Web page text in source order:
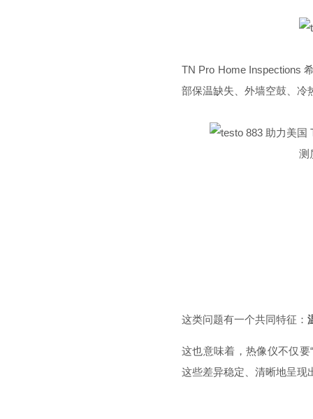
TN Pro Home Inspections
部保温缺失、外墙空鼓、冷
这类问题有一个共同特征：
这也意味着，热像仪不仅要
这些差异稳定、清晰地呈现